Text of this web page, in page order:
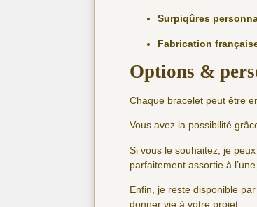
Surpiqûres
Fabrication
Options &
Chaque bracelet peut être
Vous avez la possibilité
Si vous le souhaitez, je
parfaitement assortie à
Enfin, je reste disponible
donner vie à votre projet…